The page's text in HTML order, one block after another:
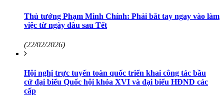
Thủ tướng Phạm Minh Chính: Phải bắt tay ngay vào làm
việc từ ngày đầu sau Tết
(22/02/2026)
Hội nghị trực tuyến toàn quốc triển khai công tác bầu
cử đại biểu Quốc hội khóa XVI và đại biểu HĐND các
cấp